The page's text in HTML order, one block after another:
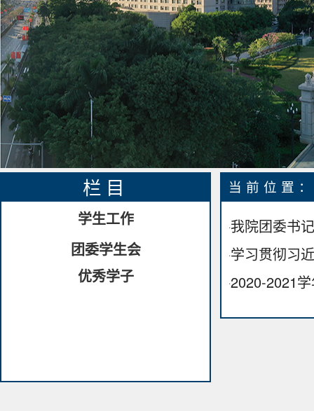
栏目
学生工作
团委学生会
优秀学子
当前位置
·我院团委书
·学习贯彻习
·2020-2021